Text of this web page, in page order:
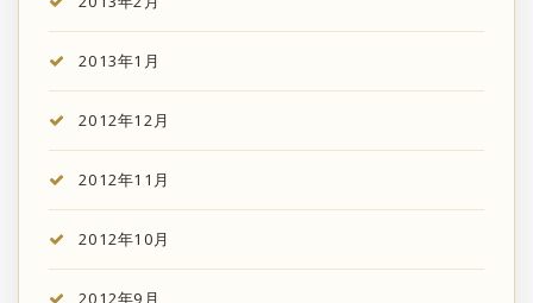
2013年1月
2012年12月
2012年11月
2012年10月
2012年9月